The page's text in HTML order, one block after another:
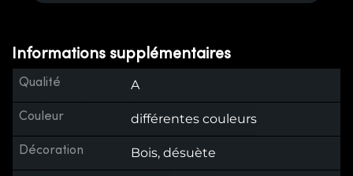
Informations supplémentaires
Qualité A
Couleur différentes couleurs
Décoration Bois, désuète